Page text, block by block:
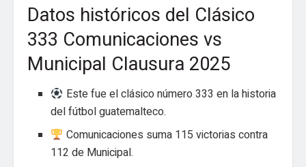
Datos históricos del Clásico
333 Comunicaciones vs
Municipal Clausura 2025
Este fue el clásico número 333 en la historia
del fútbol guatemalteco.
Comunicaciones suma 115 victorias contra
112 de Municipal.